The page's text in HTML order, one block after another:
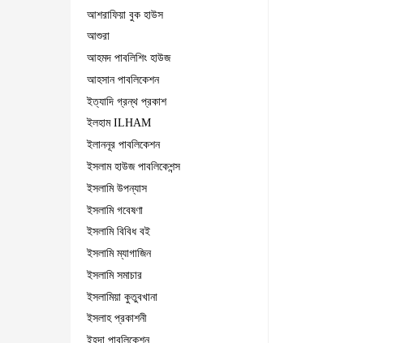
আশরাফিয়া বুক হাউস
আশুরা
আহমদ পাবলিশিং হাউজ
আহসান পাবলিকেশন
ইত্যাদি গ্রন্থ প্রকাশ
ইলহাম ILHAM
ইলাননূর পাবলিকেশন
ইসলাম হাউজ পাবলিকেশন্স
ইসলামি উপন্যাস
ইসলামি গবেষণা
ইসলামি বিবিধ বই
ইসলামি ম্যাগাজিন
ইসলামি সমাচার
ইসলামিয়া কুতুবখানা
ইসলাহ প্রকাশনী
ইহদা পাবলিকেশন